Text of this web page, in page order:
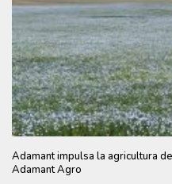
Adamant impulsa la agricultura
Adamant Agro